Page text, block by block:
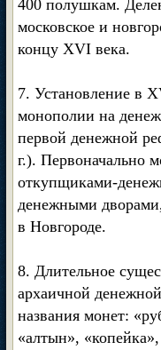
400 полушкам.
московское и
концу XVI века.
7. Установление в
монополии на
первой денежной
г.). Первоначально
откупщиками-
денежными
в Новгороде.
8. Длительное
архаичной
названия монет:
«алтын»,